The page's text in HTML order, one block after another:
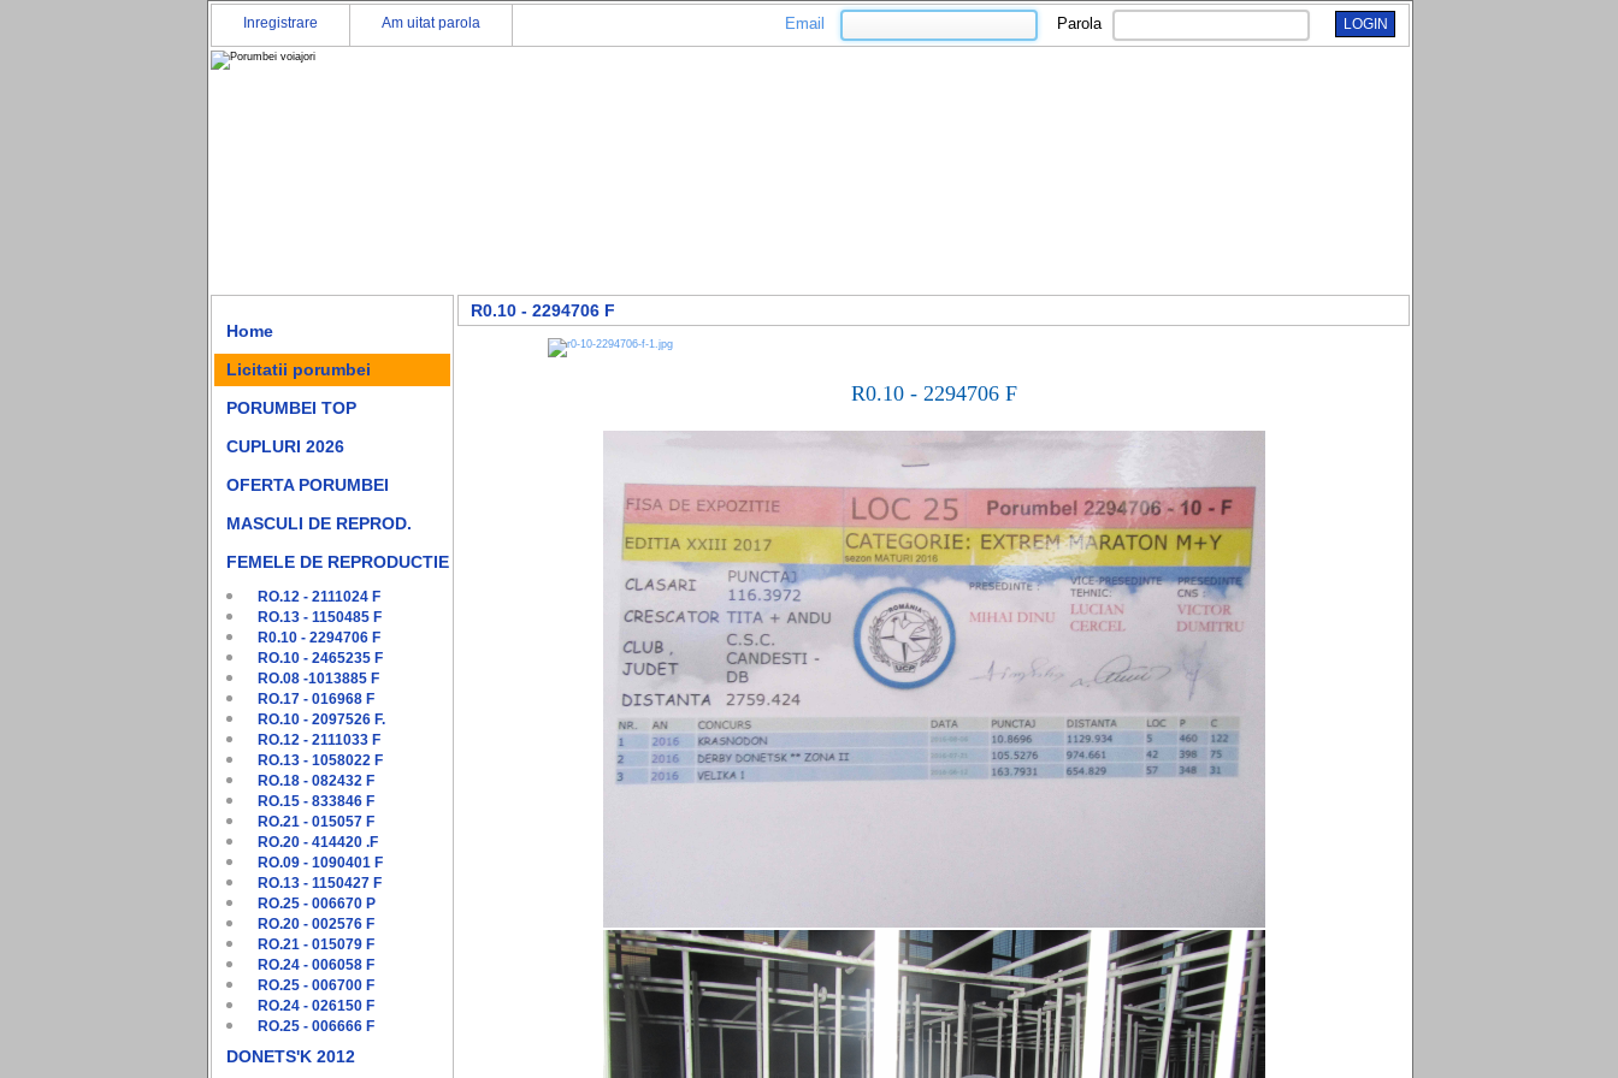
Inregistrare Am uitat parola Email Parola LOGIN
Home
Licitatii porumbei
PORUMBEI TOP
CUPLURI 2026
OFERTA PORUMBEI
MASCULI DE REPROD.
FEMELE DE REPRODUCTIE
RO.12 - 2111024 F
RO.13 - 1150485 F
R0.10 - 2294706 F
RO.10 - 2465235 F
RO.08 -1013885 F
RO.17 - 016968 F
RO.10 - 2097526 F.
RO.12 - 2111033 F
RO.13 - 1058022 F
RO.18 - 082432 F
RO.15 - 833846 F
RO.21 - 015057 F
RO.20 - 414420 .F
RO.09 - 1090401 F
RO.13 - 1150427 F
RO.25 - 006670 P
RO.20 - 002576 F
RO.21 - 015079 F
RO.24 - 006058 F
RO.25 - 006700 F
RO.24 - 026150 F
RO.25 - 006666 F
DONETS'K 2012
R0.10 - 2294706 F
R0.10 - 2294706 F